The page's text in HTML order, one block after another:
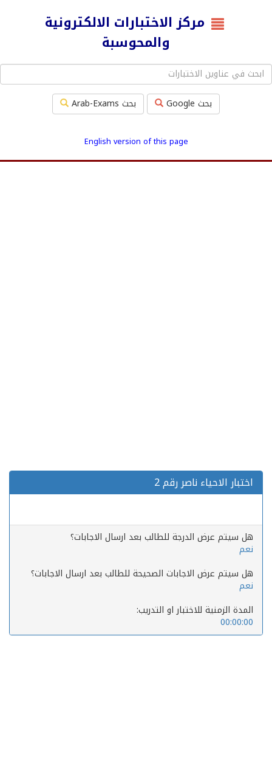
مركز الاختبارات الالكترونية
والمحوسبة
بحث Google بحث Arab-Exams
English version of this page
اختبار الاحياء ناصر رقم 2
هل سيتم عرض الدرجة للطالب بعد ارسال الاجابات؟
نعم
هل سيتم عرض الاجابات الصحيحة للطالب بعد ارسال الاجابات؟
نعم
المدة الزمنية للاختبار او التدريب:
00:00:00